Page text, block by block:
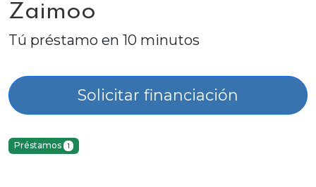
Zaimoo
Tú préstamo en 10 minutos
Solicitar financiación
Préstamos 1